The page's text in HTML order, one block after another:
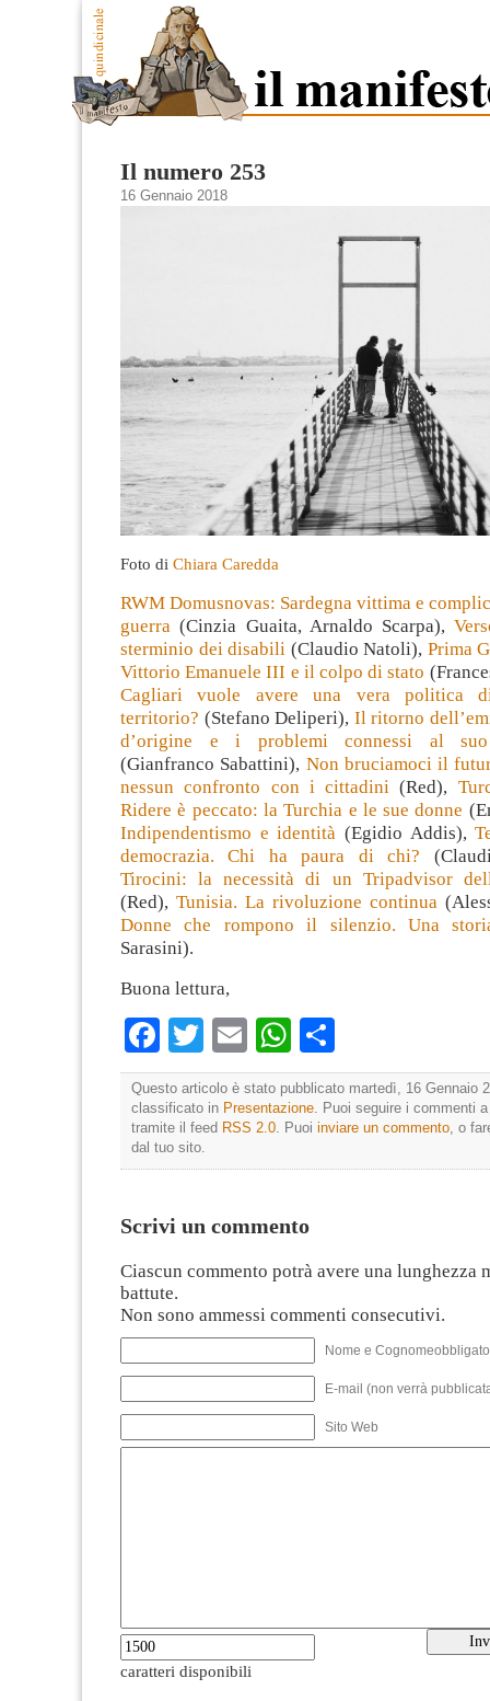
Il numero 253
16 Gennaio 2018
Foto di Chiara Caredda
RWM Domusnovas: Sardegna vittima e
guerra (Cinzia Guaita, Arnaldo Scarpa),
sterminio dei disabili (Claudio Natoli), Prima
Vittorio Emanuele III e il colpo di stato
Cagliari vuole avere una vera politica
territorio? (Stefano Deliperi), Il ritorno
d’origine e i problemi connessi al suo
(Gianfranco Sabattini), Non bruciamoci il
nessun confronto con i cittadini (Red),
Ridere è peccato: la Turchia e le sue donne
Indipendentismo e identità (Egidio Addis),
democrazia. Chi ha paura di chi?
Tirocini: la necessità di un Tripadvisor
(Red), Tunisia. La rivoluzione continua
Donne che rompono il silenzio. Una
Sarasini).
Buona lettura,
Facebook
TwitterEmailWhatsApp
Questo articolo è stato pubblicato martedì, 16 Gennaio
classificato in Presentazione . Puoi seguire i commenti
tramite il feed RSS 2.0 . Puoi inviare un commento , o
dal tuo sito.
Scrivi un commento
Ciascun commento potrà avere una lunghezza
battute.
Non sono ammessi commenti consecutivi.
Nome e
E-mail (non verrà
Sito Web
caratteri disponibili